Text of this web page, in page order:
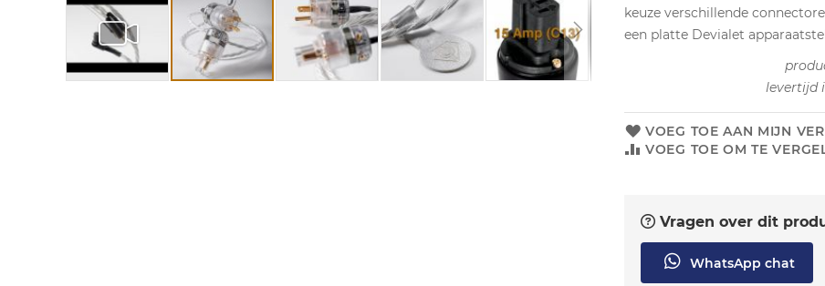
keuze verschillende
een platte Devialet
levertijd
VOEG TOE AAN MIJN
VOEG TOE OM TE
Vragen over dit
WhatsApp chat